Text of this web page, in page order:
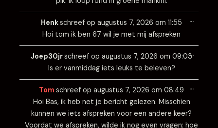
Henkschreef op augustus 7, 2026 om 11:55
Hoi tom ik ben 67 wil je met mij afspreken
…
Wissel
deze
Joep30jrschreef op augustus 7, 2026 om 09:03
Is er vanmiddag iets leuks te beleven?
…
Wissel
deze
Tom schreef op augustus 7, 2026 om 08:49
Hoi Bas, ik heb net je bericht gelezen. Misschien
kunnen we iets afspreken voor een andere keer?
Voordat we afspreken, wilde ik nog even vragen: hoe
…
Wissel
deze